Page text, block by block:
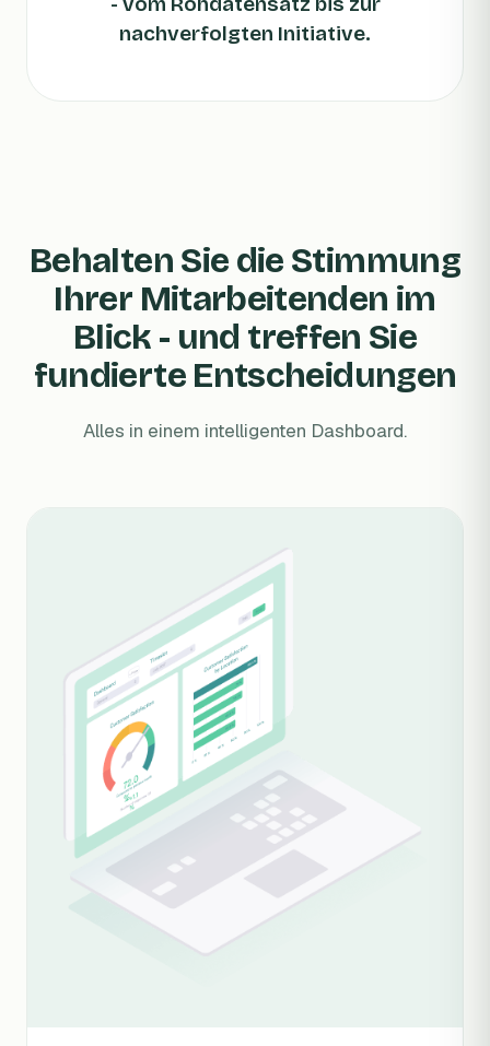
nachverfolgten Initiative.
Behalten Sie die Stimmung
Ihrer Mitarbeitenden im
Blick - und treffen Sie
fundierte Entscheidungen
Alles in einem intelligenten Dashboard.